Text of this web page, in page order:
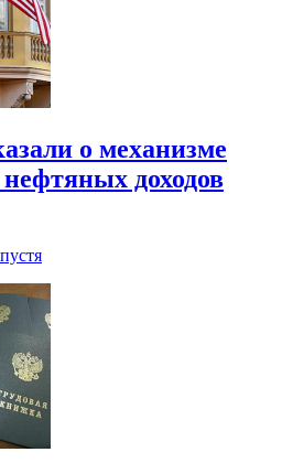
о механизме
доходов